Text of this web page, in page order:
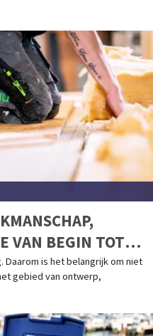
VAN BEGIN TOT
Daarom is het belangrijk om niet
gebied van ontwerp,